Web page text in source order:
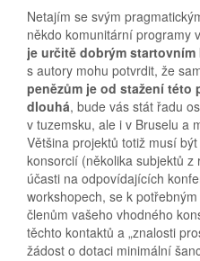
Netajím se svým
někdo komunitární programy
je určitě dobrým startovním
s autory mohu potvrdit, že
penězům je od stažení této
dlouhá, bude vás stát řadu
v tuzemsku, ale i v Bruselu a
Většina projektů totiž musí
konsorcií (několika subjektů
účasti na odpovídajících
workshopech, se k
členům vašeho vhodného
těchto kontaktů a „znalosti
žádost o dotaci minimální